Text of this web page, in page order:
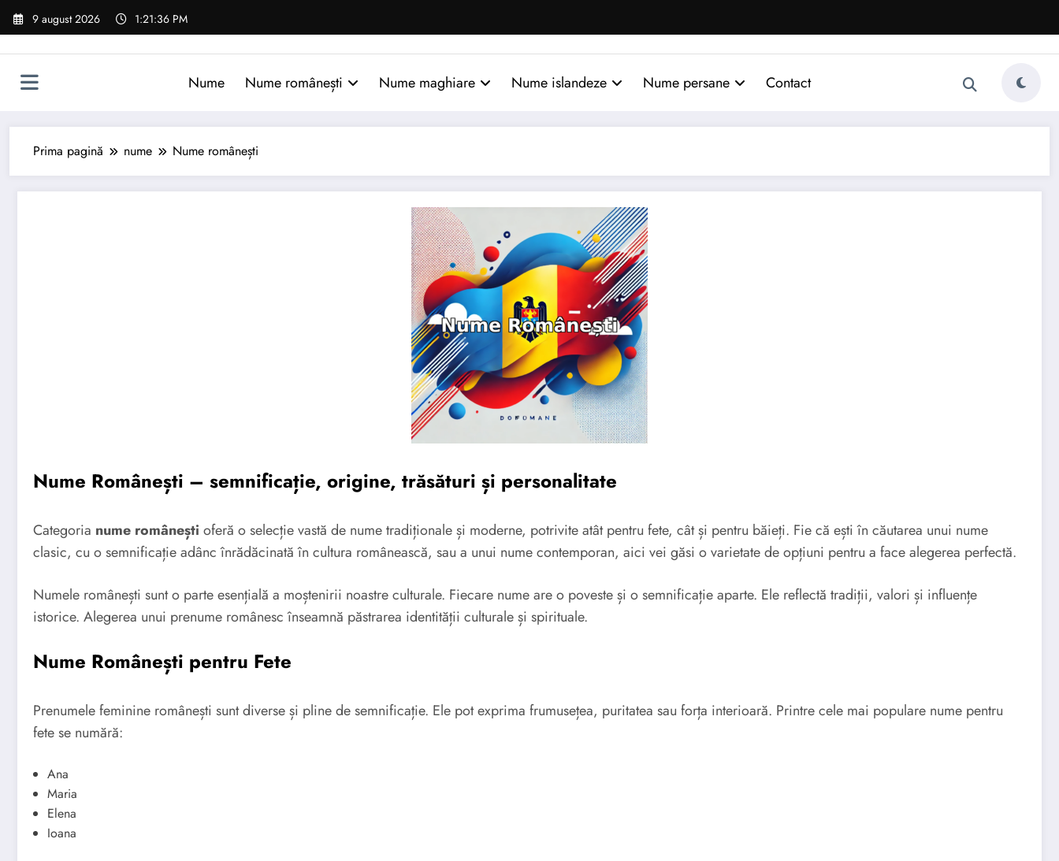
Sari
9 august 2026 1:21:37 PM
Nume Nume românești Nume maghiare Nume islandeze Nume persane Contact
Prima pagină nume Nume românești
Nume Românești – semnificație, origine, trăsături și personalitate
Categoria nume românești oferă o selecție vastă de nume tradiționale și moderne, potrivite atât pentru fete, cât și pentru băieți. Fie că ești în căutarea unui nume
clasic, cu o semnificație adânc înrădăcinată în cultura românească, sau a unui nume contemporan, aici vei găsi o varietate de opțiuni pentru a face alegerea perfectă.
Numele românești sunt o parte esențială a moștenirii noastre culturale. Fiecare nume are o poveste și o semnificație aparte. Ele reflectă tradiții, valori și influențe
istorice. Alegerea unui prenume românesc înseamnă păstrarea identității culturale și spirituale.
Nume Românești pentru Fete
Prenumele feminine românești sunt diverse și pline de semnificație. Ele pot exprima frumusețea, puritatea sau forța interioară. Printre cele mai populare nume pentru
fete se numără:
Ana
Maria
Elena
Ioana